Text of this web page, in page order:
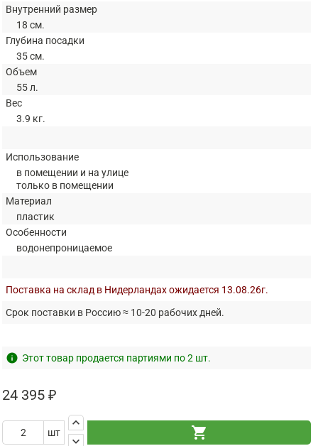
Внутренний размер
18 см.
Глубина посадки
35 см.
Объем
55 л.
Вес
3.9 кг.
Использование
в помещении и на улице
только в помещении
Материал
пластик
Особенности
водонепроницаемое
Поставка на склад в Нидерландах ожидается 13.08.26г.
Срок поставки в Россию ≈ 10-20 рабочих дней.
info Этот товар продается партиями по 2 шт.
24 395 ₽
шт
keyboard_arrow_up
keyboard_arrow_down
shopping_cart